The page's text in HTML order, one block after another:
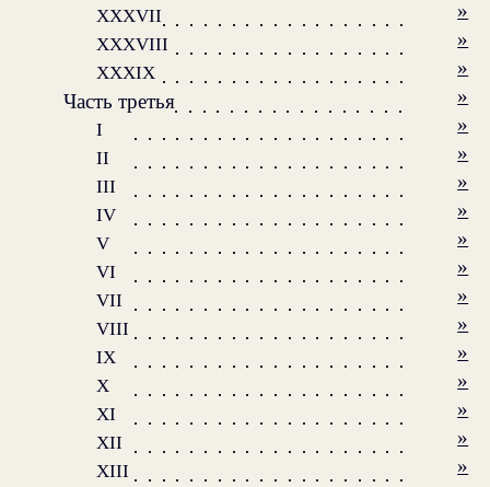
XXXVII »
XXXVIII »
XXXIX
»
Часть третья
»
I »
II »
III »
IV »
V »
VI »
VII »
VIII »
IX »
X »
XI »
XII »
XIII »